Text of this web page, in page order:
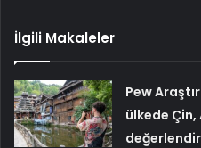
İlgili Makaleler
Pew
ülkede Çin,